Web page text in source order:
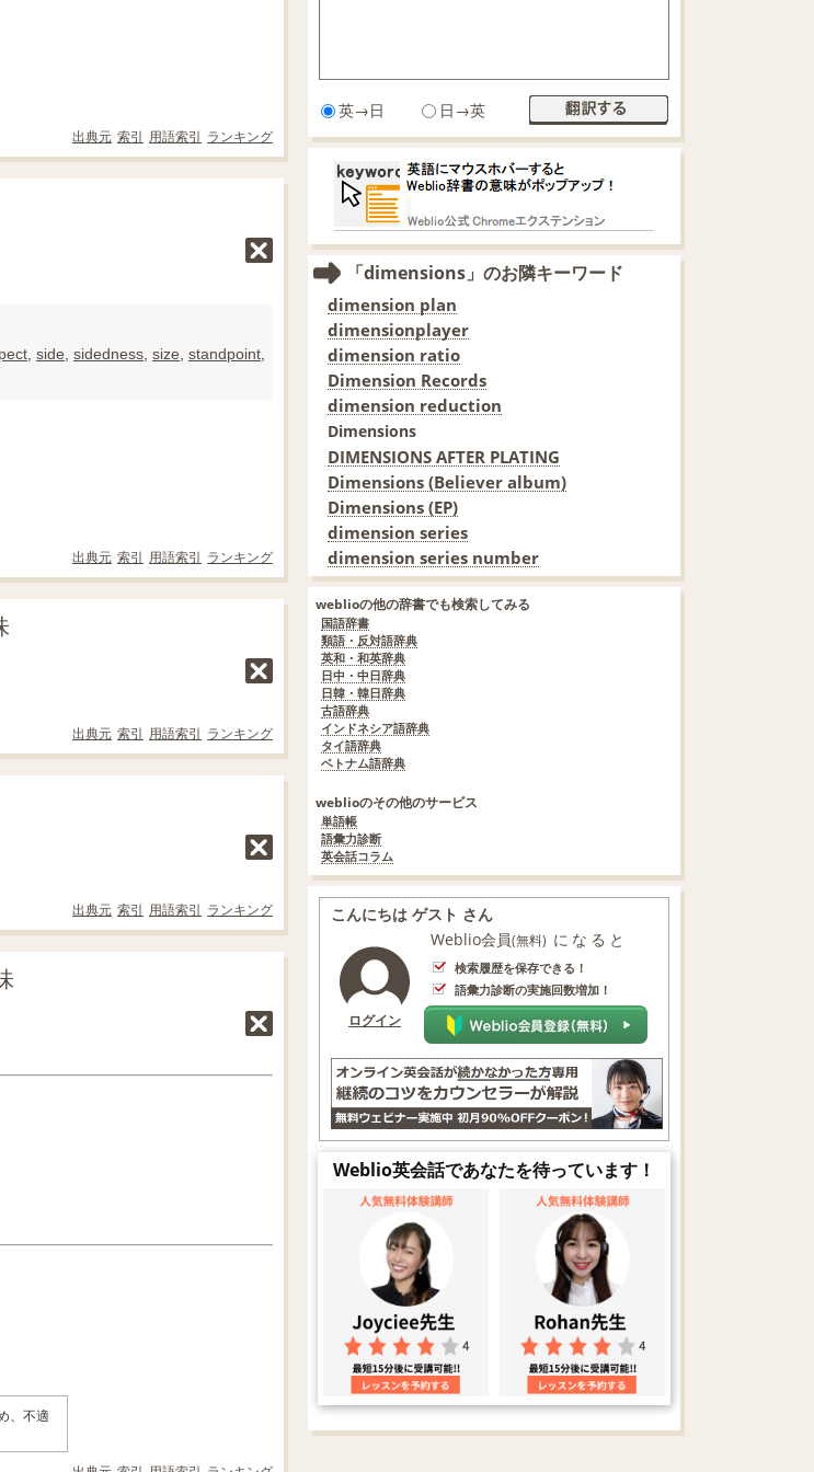
出典元 索引 用語索引 ランキング
, side, sidedness, size, standpoint,
出典元 索引 用語索引 ランキング
出典元 索引 用語索引 ランキング
出典元 索引 用語索引 ランキング
、不適
英→日 日→英
「dimensions」のお隣キーワード
dimension plan
dimensionplayer
dimension ratio
Dimension Records
dimension reduction
Dimensions
DIMENSIONS AFTER PLATING
Dimensions (Believer album)
Dimensions (EP)
dimension series
dimension series number
weblioの他の辞書でも検索してみる
国語辞書
類語・反対語辞典
英和・和英辞典
日中・中日辞典
日韓・韓日辞典
古語辞典
インドネシア語辞典
タイ語辞典
ベトナム語辞典
weblioのその他のサービス
単語帳
語彙力診断
英会話コラム
こんにちは ゲスト さん
ログイン
Weblio会員(無料) になると
検索履歴を保存できる！
語彙力診断の実施回数増加！
Weblio英会話であなたを待っています！